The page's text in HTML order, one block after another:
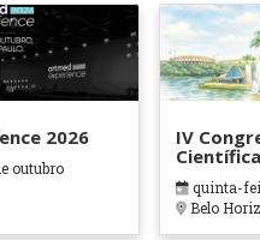
2026
outubro
IV
Paliativos
quinta-
Belo